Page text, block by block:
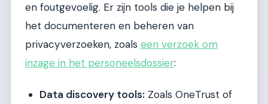
en foutgevoelig. Er zijn tools die je helpen bij
het documenteren en beheren van
privacyverzoeken, zoals een verzoek om
inzage in het personeelsdossier:
Data discovery tools: Zoals OneTrust of